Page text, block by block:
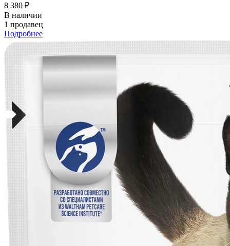
8 380 ₽
В наличии
1 продавец
Подробнее